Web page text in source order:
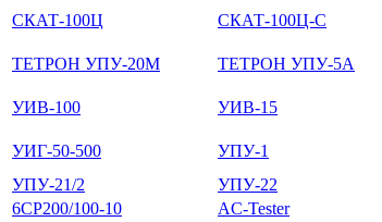
СКАТ-100Ц СКАТ-100Ц-С
ТЕТРОН УПУ-20М ТЕТРОН УПУ-5А
УИВ-100 УИВ-15
УИГ-50-500 УПУ-1
УПУ-21/2
УПУ-22
6CP200/100-10
AC-Tester